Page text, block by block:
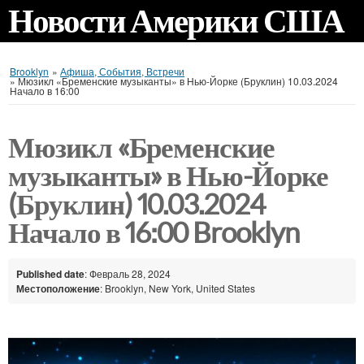
Новости Америки США
Brooklyn » Афиша, События, Встречи
»Мюзикл «Бременские музыканты» в Нью-Йорке (Бруклин) 10.03.2024
Начало в 16:00
Мюзикл «Бременские
музыканты» в Нью-Йорке
(Бруклин) 10.03.2024
Начало в 16:00 Brooklyn
Published date: Февраль 28, 2024
Местоположение: Brooklyn, New York, United States